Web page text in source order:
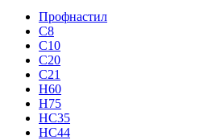
Профнастил
С8
С10
С20
С21
H60
H75
HС35
НС44